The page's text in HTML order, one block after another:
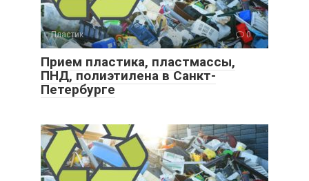
Пластик 0
Прием пластика, пластмассы,
ПНД, полиэтилена в Санкт-
Петербурге